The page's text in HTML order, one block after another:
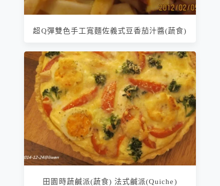
超Q彈雙色手工寬麵佐義式豆香茄汁醬(蔬食)
田園時蔬鹹派(蔬食) 法式鹹派(Quiche)